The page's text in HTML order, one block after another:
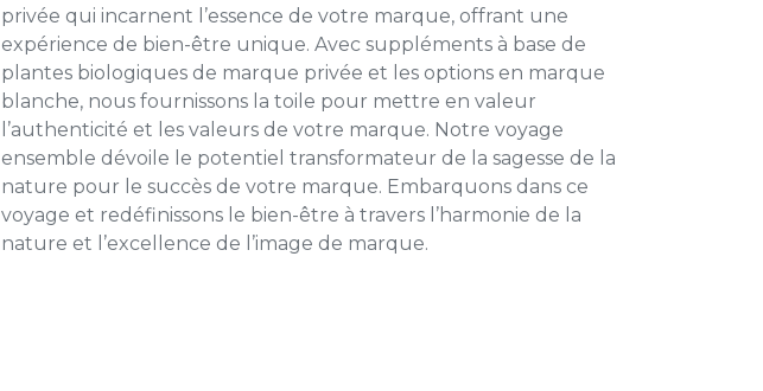
privée qui incarnent l’essence de votre marque, offrant une
expérience de bien-être unique. Avec suppléments à base de
plantes biologiques de marque privée et les options en marque
blanche, nous fournissons la toile pour mettre en valeur
l’authenticité et les valeurs de votre marque. Notre voyage
ensemble dévoile le potentiel transformateur de la sagesse de la
nature pour le succès de votre marque. Embarquons dans ce
voyage et redéfinissons le bien-être à travers l’harmonie de la
nature et l’excellence de l’image de marque.